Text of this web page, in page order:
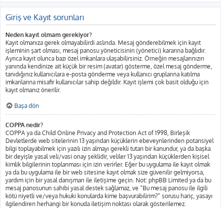
Giriş ve Kayıt sorunları
Neden kayıt olmam gerekiyor?
Kayıt olmanıza gerek olmayabilirdi aslında. Mesaj gönderebilmek için kayıt
işleminin şart olması, mesaj panosu yöneticisinin (yönetici) kararına bağlıdır.
Ayrıca kayıt olunca bazı özel imkanlara ulaşabilirsiniz. Örneğin mesajlarınızın
yanında kendinize ait küçük bir resim (avatar) gösterme, özel mesaj gönderme,
tanıdığınız kullanıcılara e-posta gönderme veya kullanıcı gruplarına katılma
imkanlarına misafir kullanıcılar sahip değildir. Kayıt işlemi çok basit olduğu için
kayıt olmanız önerilir.
Başa dön
COPPA nedir?
COPPA ya da Child Online Privacy and Protection Act of 1998, Birleşik
Devletlerde web sitelerinin 13 yaşından küçüklerin ebeveynlerinden potansiyel
bilgi toplayabilmek için yazılı izin almayı gerekli tutan bir kanundur, ya da başka
bir deyişle yasal veli/vasi onay şeklidir, veliler 13 yaşından küçüklerden kişisel
kimlik bilgilerinin toplanması için izin verirler. Eğer bu uygulama ile kayıt olmak
ya da bu uygulama ile bir web sitesine kayıt olmak size güvenilir gelmiyorsa,
yardım için bir yasal danışman ile iletişime geçin. Not: phpBB Limited ya da bu
mesaj panosunun sahibi yasal destek sağlamaz, ve “Bu mesaj panosu ile ilgili
kötü niyetli ve/veya hukuki konularda kime başvurabilirim?” sorusu hariç, yasayı
ilgilendiren herhangi bir konuda iletişim noktası olarak gösterilemez.